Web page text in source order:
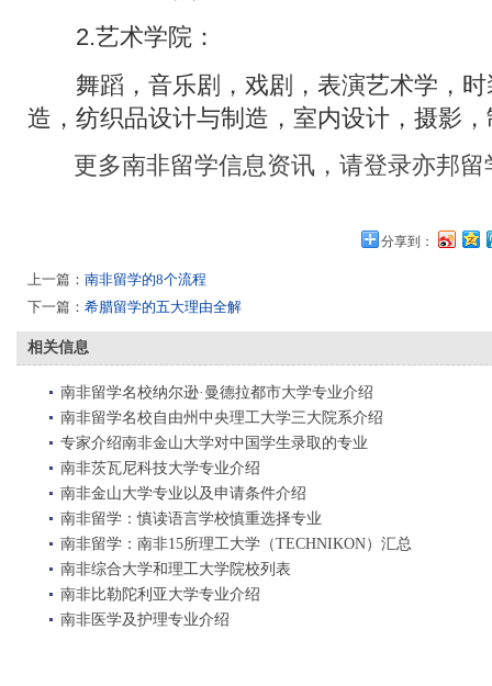
2.艺术学院：
舞蹈，音乐剧，戏剧，表演艺术学，时
造，纺织品设计与制造，室内设计，摄影
更多南非留学信息资讯，请登录亦邦留
分享到：
上一篇： 南非留学的8个流程
下一篇： 希腊留学的五大理由全解
相关信息
南非留学名校纳尔逊·曼德拉都市大学专业介绍
南非留学名校自由州中央理工大学三大院系介绍
专家介绍南非金山大学对中国学生录取的专业
南非茨瓦尼科技大学专业介绍
南非金山大学专业以及申请条件介绍
南非留学：慎读语言学校慎重选择专业
南非留学：南非15所理工大学（TECHNIKON）汇总
南非综合大学和理工大学院校列表
南非比勒陀利亚大学专业介绍
南非医学及护理专业介绍